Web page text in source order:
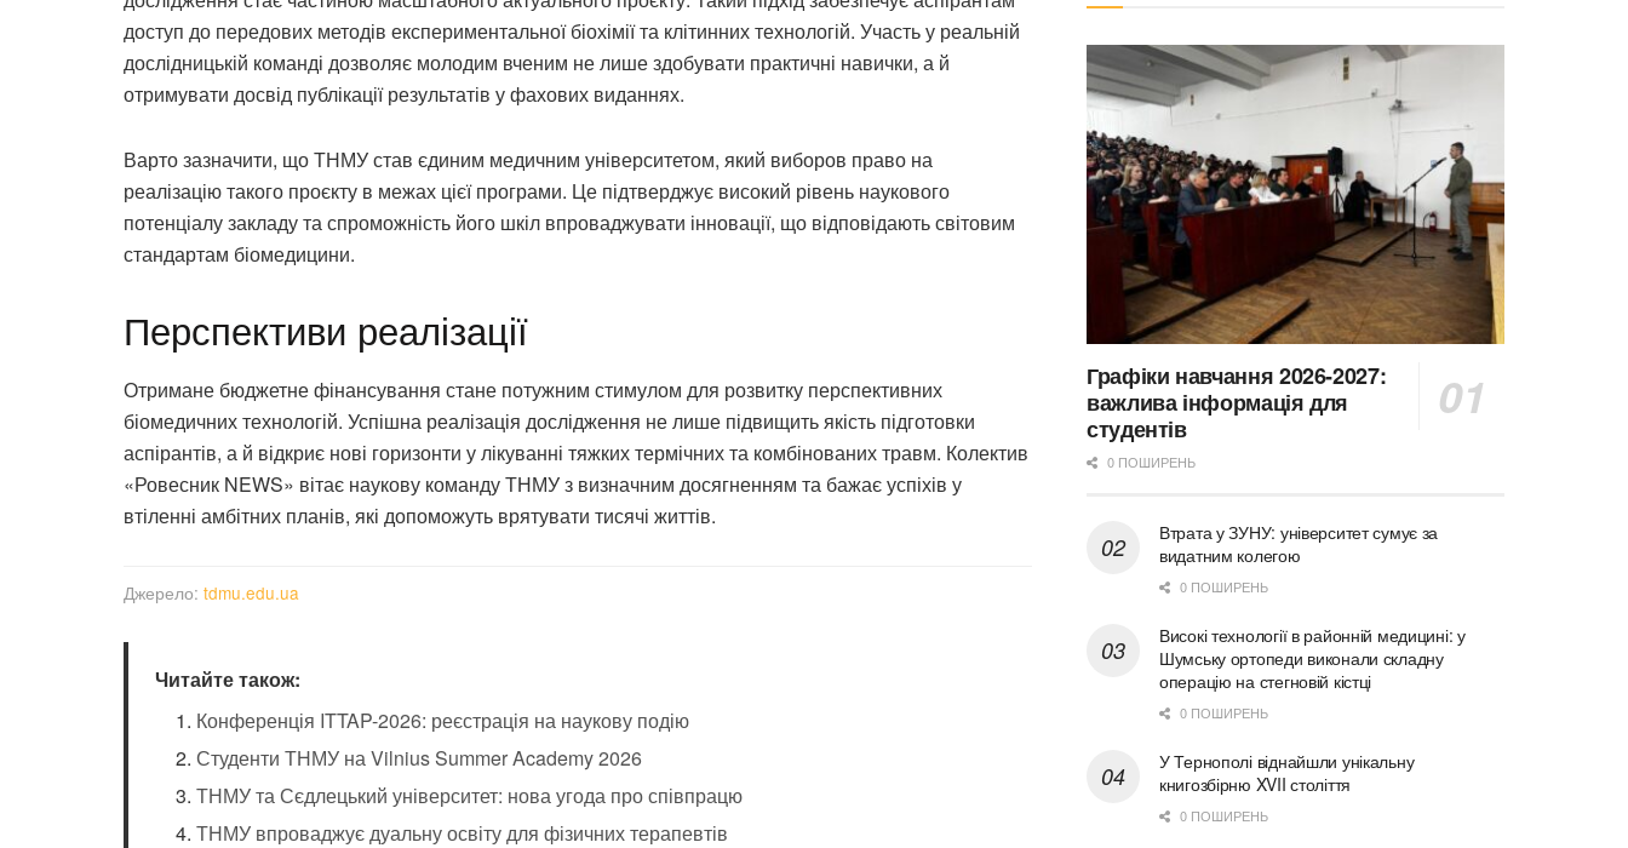
доступ до передових методів експериментальної біохімії та клітинних технологій. Участь у реальній
дослідницькій команді дозволяє молодим вченим не лише здобувати практичні навички, а й
отримувати досвід публікації результатів у фахових виданнях.
Варто зазначити, що ТНМУ став єдиним медичним університетом, який виборов право на
реалізацію такого проєкту в межах цієї програми. Це підтверджує високий рівень наукового
потенціалу закладу та спроможність його шкіл впроваджувати інновації, що відповідають світовим
стандартам біомедицини.
Перспективи реалізації
Отримане бюджетне фінансування стане потужним стимулом для розвитку перспективних
біомедичних технологій. Успішна реалізація дослідження не лише підвищить якість підготовки
аспірантів, а й відкриє нові горизонти у лікуванні тяжких термічних та комбінованих травм. Колектив
«Ровесник NEWS» вітає наукову команду ТНМУ з визначним досягненням та бажає успіхів у
втіленні амбітних планів, які допоможуть врятувати тисячі життів.
Джерело: tdmu.edu.ua
Читайте також:
Конференція ITTAP-2026: реєстрація на наукову подію
Студенти ТНМУ на Vilnius Summer Academy 2026
ТНМУ та Сєдлецький університет: нова угода про співпрацю
ТНМУ впроваджує дуальну освіту для фізичних терапевтів
Графіки навчання 2026-2027:
важлива інформація для
студентів
0 ПОШИРЕНЬ
Втрата у ЗУНУ: університет сумує за
видатним колегою
0 ПОШИРЕНЬ
Високі технології в районній медицині: у
Шумську ортопеди виконали складну
операцію на стегновій кістці
0 ПОШИРЕНЬ
У Тернополі віднайшли унікальну
книгозбірню XVII століття
0 ПОШИРЕНЬ